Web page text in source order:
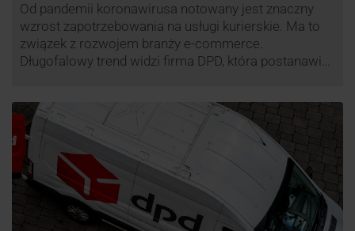
Od pandemii koronawirusa notowany jest znaczny
wzrost zapotrzebowania na usługi kurierskie. Ma to
związek z rozwojem branży e-commerce.
Długofalowy trend widzi firma DPD, która postanawia
usługi DPD Pickup. Firma już teraz chwali się danymi.